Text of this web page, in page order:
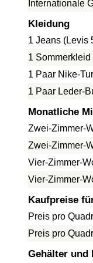
Internationale
Kleidung
1 Jeans (Levis
1
1 Paar Nike-
1 Paar Leder-
Monatliche
Zwei-Zimmer-
Zwei-Zimmer-
Vier-Zimmer-
Vier-Zimmer-
Kaufpreise
Preis pro
Preis pro
Gehälter und